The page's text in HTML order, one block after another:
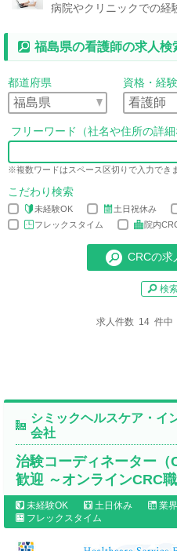
病院やクリニックでの経
福島県の看護師の求人検
都道府県 資格・経験
フリーワード（社名や住所の詳細
※複数ワードはスペース区切りで入力でき
こだわり検索
未経験OK 土日祝休み
フレックスタイム
院内
検
求人件数 14 件
シミックヘルスケア・イ
会社
治験コーディネーター
歓迎 ～オンラインCRC
未経験OK 土日休み 業
フレックスタイム